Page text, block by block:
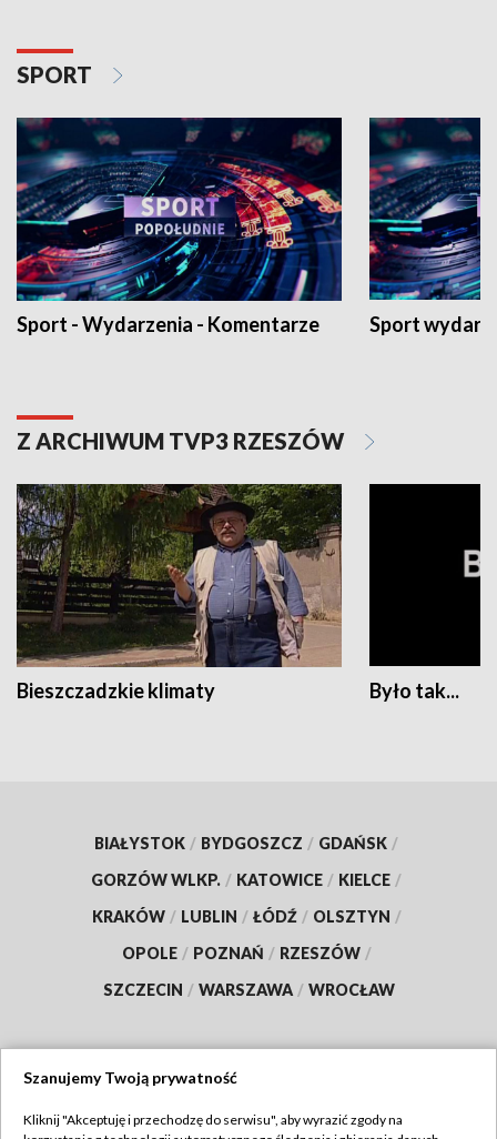
SPORT
Sport - Wydarzenia - Komentarze Sport
Z ARCHIWUM TVP3 RZESZÓW
Bieszczadzkie klimaty Było tak...
BIAŁYSTOK / BYDGOSZCZ / GDAŃSK /
GORZÓW WLKP. / KATOWICE / KIELCE /
KRAKÓW / LUBLIN / ŁÓDŹ / OLSZTYN /
OPOLE / POZNAŃ / RZESZÓW /
SZCZECIN / WARSZAWA / WROCŁAW
Szanujemy Twoją prywatność
Kliknij "Akceptuję i przechodzę do serwisu", aby wyrazić zgody na